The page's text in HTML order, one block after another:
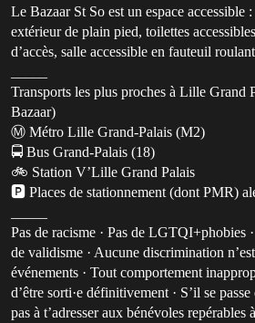
Le Bazaar St So est un espace accessible
extérieur de plain pied, toilettes
d’accès, salle accessible en fauteuil
Transports les plus proches à Lille Grand
Bazaar)
Ⓜ️ Métro Lille Grand-Palais (M2)
🚍 Bus Grand-Palais (18)
🚲 Station V’Lille Grand Palais
🅿️ Places de stationnement (dont PMR)
Pas de racisme · Pas de LGTQI+phobies
de validisme · Aucune discrimination
événements · Tout comportement
d’être sorti·e définitivement · S’il se
pas à t’adresser aux bénévoles repérables